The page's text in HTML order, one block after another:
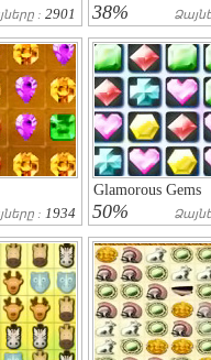
: 2901 38%
: 1934
Glamorous Gems
50%